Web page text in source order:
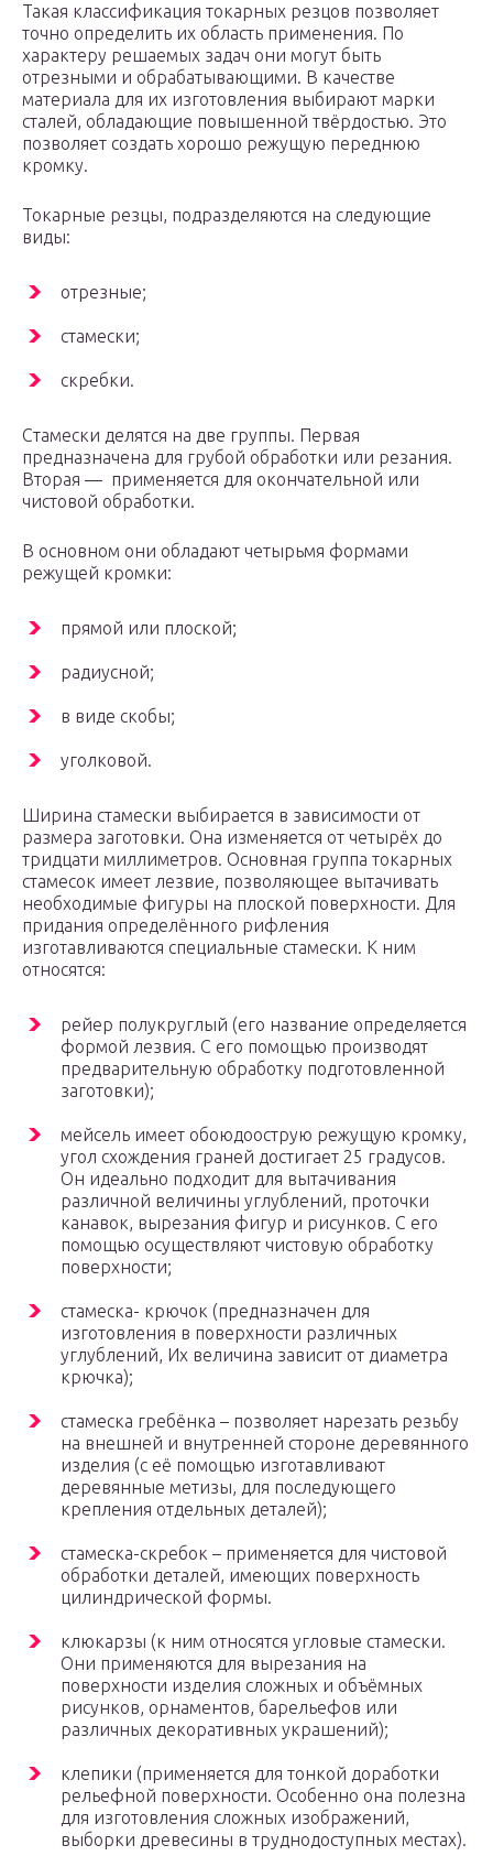
Такая классификация токарных резцов позволяет
точно определить их область применения. По
характеру решаемых задач они могут быть
отрезными и обрабатывающими. В качестве
материала для их изготовления выбирают марки
сталей, обладающие повышенной твёрдостью. Это
позволяет создать хорошо режущую переднюю
кромку.
Токарные резцы, подразделяются на следующие
виды:
отрезные;
стамески;
скребки.
Стамески делятся на две группы. Первая
предназначена для грубой обработки или резания.
Вторая — применяется для окончательной или
чистовой обработки.
В основном они обладают четырьмя формами
режущей кромки:
прямой или плоской;
радиусной;
в виде скобы;
уголковой.
Ширина стамески выбирается в зависимости от
размера заготовки. Она изменяется от четырёх до
тридцати миллиметров. Основная группа токарных
стамесок имеет лезвие, позволяющее вытачивать
необходимые фигуры на плоской поверхности. Для
придания определённого рифления
изготавливаются специальные стамески. К ним
относятся:
рейер полукруглый (его название определяется
формой лезвия. С его помощью производят
предварительную обработку подготовленной
заготовки);
мейсель имеет обоюдоострую режущую кромку,
угол схождения граней достигает 25 градусов.
Он идеально подходит для вытачивания
различной величины углублений, проточки
канавок, вырезания фигур и рисунков. С его
помощью осуществляют чистовую обработку
поверхности;
стамеска- крючок (предназначен для
изготовления в поверхности различных
углублений, Их величина зависит от диаметра
крючка);
стамеска гребёнка – позволяет нарезать резьбу
на внешней и внутренней стороне деревянного
изделия (с её помощью изготавливают
деревянные метизы, для последующего
крепления отдельных деталей);
стамеска-скребок – применяется для чистовой
обработки деталей, имеющих поверхность
цилиндрической формы.
клюкарзы (к ним относятся угловые стамески.
Они применяются для вырезания на
поверхности изделия сложных и объёмных
рисунков, орнаментов, барельефов или
различных декоративных украшений);
клепики (применяется для тонкой доработки
рельефной поверхности. Особенно она полезна
для изготовления сложных изображений,
выборки древесины в труднодоступных местах).